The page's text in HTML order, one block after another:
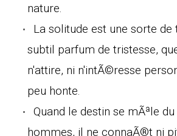
nature.
La solitude est une sorte de
subtil parfum de tristesse,
n'attire, ni n'intÃ©resse
peu honte.
Quand le destin se mÃªle
hommes, il ne connaÃ®t ni